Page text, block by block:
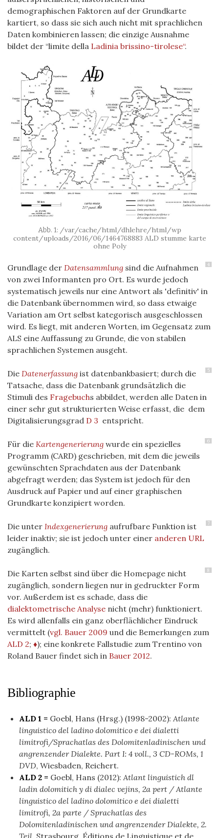
demographischen Faktoren auf der Grundkarte
kartiert, so dass sie sich auch nicht mit sprachlichen
Daten kombinieren lassen; die einzige Ausnahme
bildet der “limite della Ladinia brissino-tirolese“.
/var/cache/html/dhlehre/html/wp
content/uploads/2016/06/1464768883 ALD stumme karte
ohne Poly
4
Grundlage der Datensammlung sind die Aufnahmen
von zwei Informanten pro Ort. Es wurde jedoch
systematisch jeweils nur eine Antwort als 'definitiv' in
die Datenbank übernommen wird, so dass etwaige
Variation am Ort selbst kategorisch ausgeschlossen
wird. Es liegt, mit anderen Worten, im Gegensatz zum
ALS eine Auffassung zu Grunde, die von stabilen
sprachlichen Systemen ausgeht.
5
Die Datenerfassung ist datenbankbasiert; durch die
Tatsache, dass die Datenbank grundsätzlich die
Stimuli des Fragebuchs abbildet, werden alle Daten in
einer sehr gut strukturierten Weise erfasst, die dem
Digitalisierungsgrad D 3 entspricht.
6
Für die Kartengenerierung wurde ein spezielles
Programm (CARD) geschrieben, mit dem die jeweils
gewünschten Sprachdaten aus der Datenbank
abgefragt werden; das System ist jedoch für den
Ausdruck auf Papier und auf einer graphischen
Grundkarte konzipiert worden.
7
Die unter Indexgenerierung aufrufbare Funktion ist
leider inaktiv; sie ist jedoch unter einer anderen URL
zugänglich.
8
Die Karten selbst sind über die Homepage nicht
zugänglich, sondern liegen nur in gedruckter Form
vor. Außerdem ist es schade, dass die
dialektometrische Analyse nicht (mehr) funktioniert.
Es wird allenfalls ein ganz oberflächlicher Eindruck
vermittelt (vgl. Bauer 2009 und die Bemerkungen zum
ALD 2; ♦); eine konkrete Fallstudie zum Trentino von
Roland Bauer findet sich in Bauer 2012.
Bibliographie
ALD 1 = Goebl, Hans (Hrsg.) (1998-2002): Atlante
linguistico del ladino dolomitico e dei dialetti
limitrofi/Sprachatlas des Dolomitenladinischen und
angrenzender Dialekte. Part I: 4 voll., 3 CD-ROMs, 1
DVD, Wiesbaden, Reichert.
ALD 2 = Goebl, Hans (2012): Atlant linguistich dl
ladin dolomitich y di dialec vejins, 2a pert / Atlante
linguistico del ladino dolomitico e dei dialetti
limitrofi, 2a parte / Sprachatlas des
Dolomitenladinischen und angrenzender Dialekte, 2.
Teil , Strasbourg, Éditions de Linguistique et de